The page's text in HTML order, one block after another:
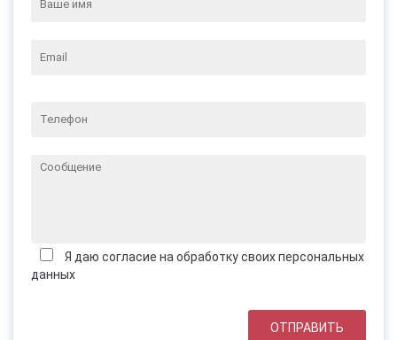
Я даю согласие на обработку своих персональных
данных